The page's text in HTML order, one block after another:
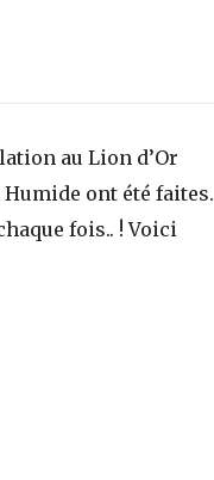
au Lion d’Or
ont été faites.
fois.. ! Voici